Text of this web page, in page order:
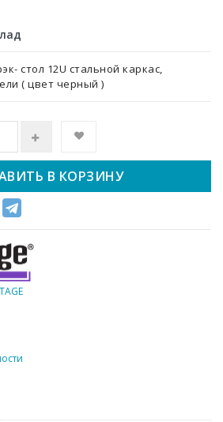
стол 12U стальной каркас,
( цвет черный )
В КОРЗИНУ